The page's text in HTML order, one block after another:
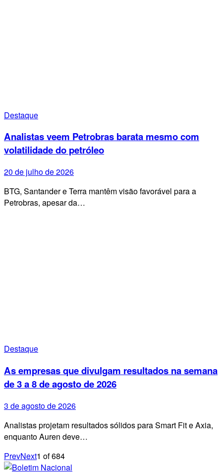
Destaque
Analistas veem Petrobras barata mesmo com
volatilidade do petróleo
20 de julho de 2026
BTG, Santander e Terra mantêm visão favorável para a
Petrobras, apesar da…
Destaque
As empresas que divulgam resultados na semana
de 3 a 8 de agosto de 2026
3 de agosto de 2026
Analistas projetam resultados sólidos para Smart Fit e Axia,
enquanto Auren deve…
PrevNext1 of684